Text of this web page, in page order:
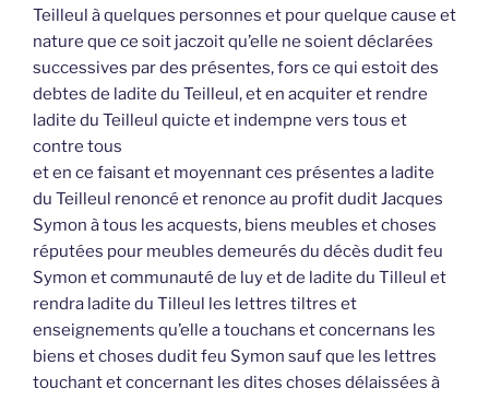
Teilleul à quelques personnes et pour quelque cause et
nature que ce soit jaczoit qu’elle ne soient déclarées
successives par des présentes, fors ce qui estoit des
debtes de ladite du Teilleul, et en acquiter et rendre
ladite du Teilleul quicte et indempne vers tous et
contre tous
et en ce faisant et moyennant ces présentes a ladite
du Teilleul renoncé et renonce au profit dudit Jacques
Symon à tous les acquests, biens meubles et choses
réputées pour meubles demeurés du décès dudit feu
Symon et communauté de luy et de ladite du Tilleul et
rendra ladite du Tilleul les lettres tiltres et
enseignements qu’elle a touchans et concernans les
biens et choses dudit feu Symon sauf que les lettres
touchant et concernant les dites choses délaissées à